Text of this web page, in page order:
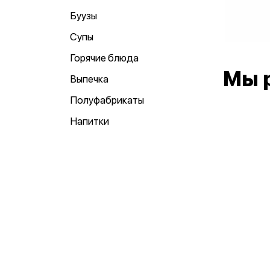
Буузы
Супы
Горячие блюда
Выпечка
Полуфабрикаты
Напитки
Мы